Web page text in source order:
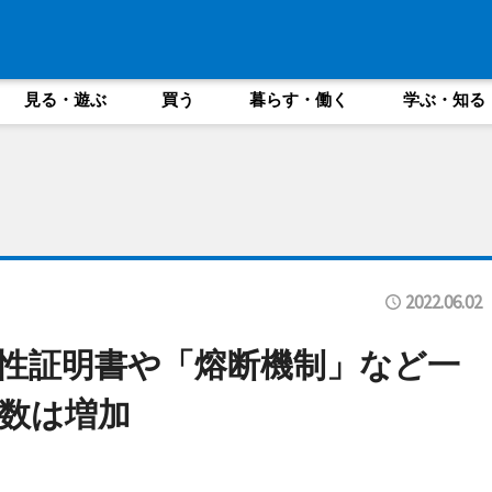
見る・遊ぶ 買う 暮らす・働く 学ぶ・知る
2022.06.02
証明書や「熔断機制」など一
は増加